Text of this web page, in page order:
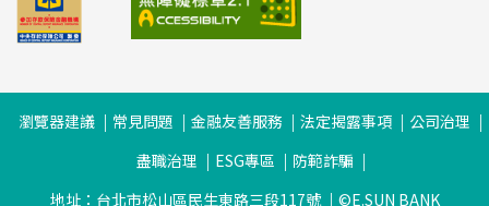
瀏覽器建議 常見問題 金融友善服務 法定揭露事項
公司治理
盡職治理
ESG專區
防範詐騙
地址：台北市松山區民生東路三段117號
©E.SUN BANK